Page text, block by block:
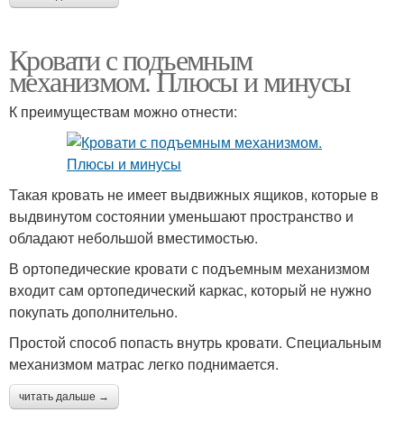
Кровати с подъемным
механизмом. Плюсы и минусы
К преимуществам можно отнести:
Такая кровать не имеет выдвижных ящиков, которые в
выдвинутом состоянии уменьшают пространство и
обладают небольшой вместимостью.
В ортопедические кровати с подъемным механизмом
входит сам ортопедический каркас, который не нужно
покупать дополнительно.
Простой способ попасть внутрь кровати. Специальным
механизмом матрас легко поднимается.
читать дальше →